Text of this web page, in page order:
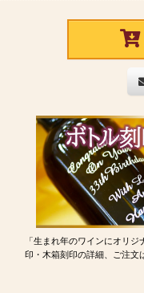
「生まれ年のワインにオリ
印・木箱刻印の詳細、ご注文